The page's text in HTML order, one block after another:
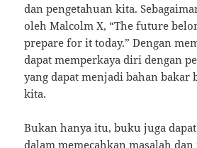
dan pengetahuan kita.
oleh Malcolm X, “The future
prepare for it today.” Dengan
dapat memperkaya diri dengan
yang dapat menjadi bahan bakar
kita.
Bukan hanya itu, buku juga
dalam memecahkan masalah